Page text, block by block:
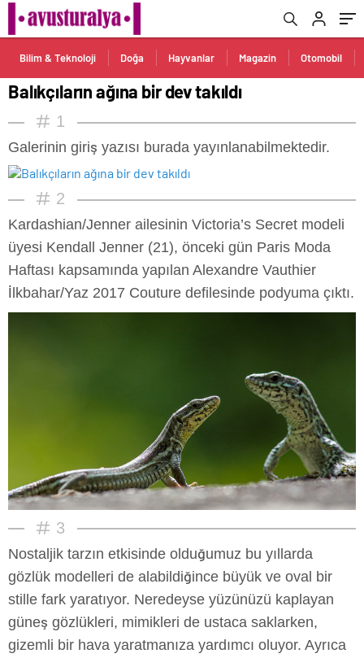
Bilim & Teknoloji Doğa Hayvanlar Magazin Otomobil
Balıkçıların ağına bir dev takıldı
1
Galerinin giriş yazısı burada yayınlanabilmektedir.
2
Kardashian/Jenner ailesinin Victoria’s Secret modeli
üyesi Kendall Jenner (21), önceki gün Paris Moda
Haftası kapsamında yapılan Alexandre Vauthier
İlkbahar/Yaz 2017 Couture defilesinde podyuma çıktı.
3
Nostaljik tarzın etkisinde olduğumuz bu yıllarda
gözlük modelleri de alabildiğince büyük ve oval bir
stille fark yaratıyor. Neredeyse yüzünüzü kaplayan
güneş gözlükleri, mimikleri de ustaca saklarken,
gizemli bir hava yaratmanıza yardımcı oluyor. Ayrıca